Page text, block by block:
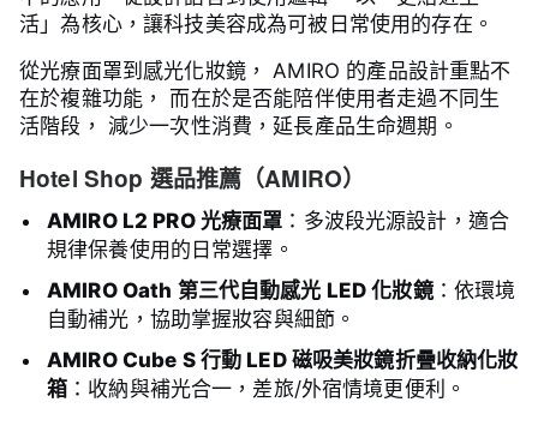
活」為核心，讓科技美容成為可被日常使用的存在。
從光療面罩到感光化妝鏡， AMIRO 的產品設計重點不
在於複雜功能， 而在於是否能陪伴使用者走過不同生
活階段， 減少一次性消費，延長產品生命週期。
Hotel Shop 選品推薦（AMIRO）
AMIRO L2 PRO 光療面罩 ：多波段光源設計，適合
規律保養使用的日常選擇。
AMIRO Oath 第三代自動感光 LED 化妝鏡：依環境
自動補光，協助掌握妝容與細節。
AMIRO Cube S 行動 LED 磁吸美妝鏡折疊收納化妝
箱 ：收納與補光合一，差旅/外宿情境更便利。